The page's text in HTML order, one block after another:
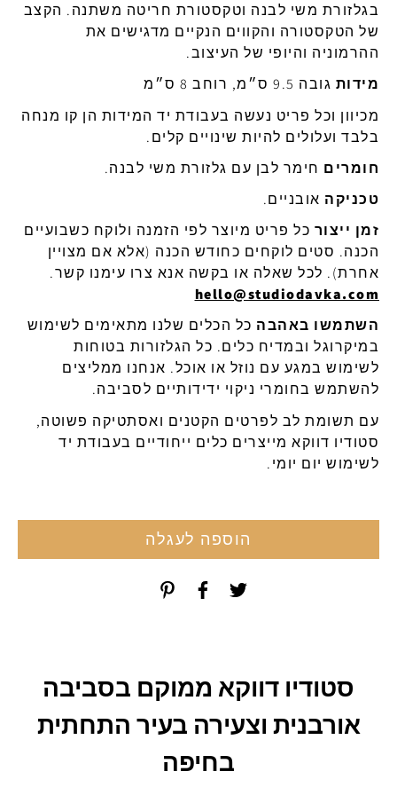
בגלזורת משי לבנה וטקסטורת חריטה משתנה. הקצב
של הטקסטורה והקווים הנקיים מדגישים את
ההרמוניה והיופי של העיצוב.
מידות גובה ס״מ, רוחב
ס״מ
מכיוון וכל פריט נעשה בעבודת יד המידות הן קו מנחה
בלבד ועלולים להיות שינויים קלים.
חומרים חימר לבן עם גלזורת משי לבנה.
טכניקה אובניים.
זמן ייצור כל פריט מיוצר לפי הזמנה ולוקח כשבועיים
הכנה. סטים לוקחים כחודש הכנה (אלא אם מצויין
אחרת). לכל שאלה או בקשה אנא צרו עימנו קשר.
hello@studiodavka.com
השתמשו באהבה כל הכלים שלנו מתאימים לשימוש
במיקרוגל ובמדיח כלים. כל הגלזורות בטוחות
לשימוש במגע עם נוזל או אוכל. אנחנו ממליצים
להשתמש בחומרי ניקוי ידידותיים לסביבה.
עם תשומת לב לפרטים הקטנים ואסתטיקה פשוטה,
סטודיו דווקא מייצרים כלים ייחודיים בעבודת יד
לשימוש יום יומי.
הוספה לעגלה
סטודיו דווקא ממוקם בסביבה
אורבנית וצעירה בעיר התחתית
בחיפה